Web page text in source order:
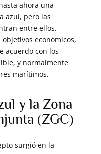
ahora una
azul, pero las
entre ellos.
económicos,
acuerdo con los
y normalmente
marítimos.
y la Zona
(ZGC)
surgió en la